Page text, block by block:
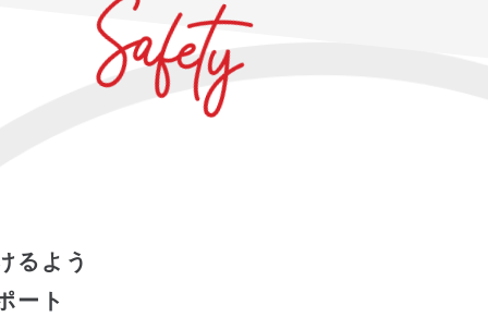
るよう
ート